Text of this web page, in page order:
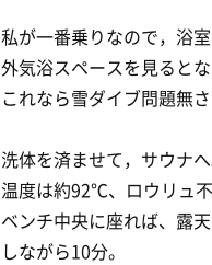
私が一番乗りなので，浴
外気浴スペースを見るとな
これなら雪ダイブ問題無
洗体を済ませて，サウナへ
温度は約92℃、ロウリュ
ベンチ中央に座れば、露
しながら10分。